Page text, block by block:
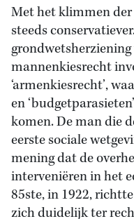
Met het klimmen
steeds
mannenkiesrecht
‘armenkiesrecht’,
en
komen. De man die
eerste sociale
mening dat de
interveniëren in het
85ste, in 1922,
zich duidelijk ter